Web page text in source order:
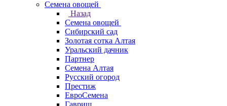
Семена овощей
Назад
Семена овощей
Сибирский сад
Золотая сотка Алтая
Уральский дачник
Партнер
Семена Алтая
Русский огород
Престиж
ЕвроСемена
Гавриш